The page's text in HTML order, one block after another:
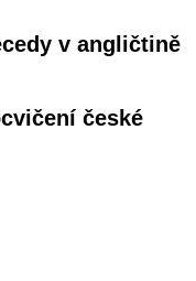
v angličtině
české